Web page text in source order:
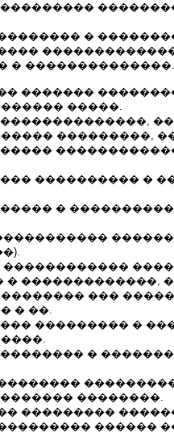
�
� ��������������.
�������
�����.
���������,
���������� �
�
������������
� �������������,
���
� ��.
��������� �
�
��������.
���������
������